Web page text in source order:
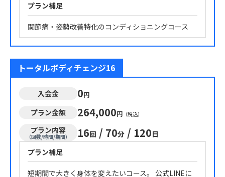
プラン補足
関節痛・姿勢改善特化のコンディショニングコース
トータルボディチェンジ16
入会金 0円
プラン金額 264,000円 （税込）
プラン内容
（回数/時間/期間） 16回 / 70分 / 120日
プラン補足
短期間で大きく身体を変えたいコース。 公式LINEに